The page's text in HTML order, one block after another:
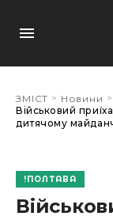
ЗМІСТ > Новини >
Військовий
дитячому
ПОЛТАВА